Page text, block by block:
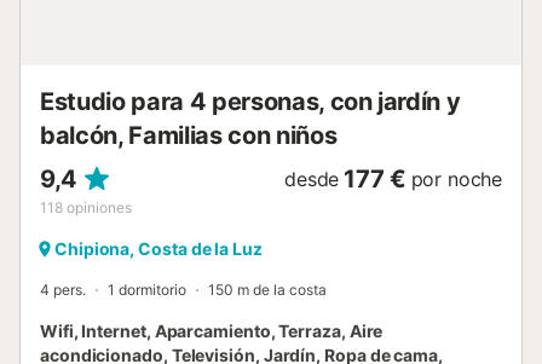
Estudio para 4 personas, con jardín y
balcón, Familias con niños
9,4
118 opiniones
desde 177 € por noche
Chipiona, Costa de la Luz
4 pers. 1 dormitorio 150 m de la costa
Wifi, Internet, Aparcamiento, Terraza, Aire
acondicionado, Televisión, Jardín, Ropa de cama,